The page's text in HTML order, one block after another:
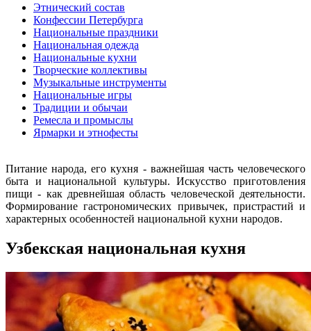
Этнический состав
Конфессии Петербурга
Национальные праздники
Национальная одежда
Национальные кухни
Творческие коллективы
Музыкальные инструменты
Национальные игры
Традиции и обычаи
Ремесла и промыслы
Ярмарки и этнофесты
Питание народа, его кухня - важнейшая часть человеческого
быта и национальной культуры. Искусство приготовления
пищи - как древнейшая область человеческой деятельности.
Формирование гастрономических привычек, пристрастий и
характерных особенностей национальной кухни народов.
Узбекская национальная кухня